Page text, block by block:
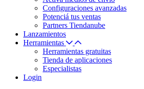
Configuraciones avanzadas
Potenciá tus ventas
Partners Tiendanube
Lanzamientos
Herramientas
Herramientas gratuitas
Tienda de aplicaciones
Especialistas
Login